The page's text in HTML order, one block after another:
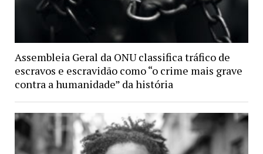
Assembleia Geral da ONU classifica tráfico de
escravos e escravidão como “o crime mais grave
contra a humanidade” da história